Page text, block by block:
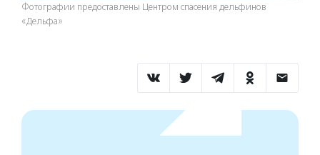
Фотографии предоставлены Центром спасения дельфинов
«Дельфа»